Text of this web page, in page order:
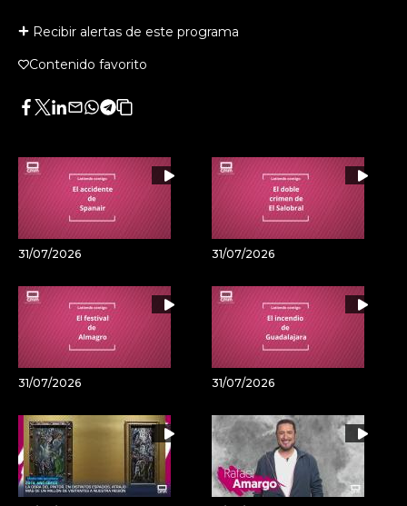
Recibir alertas de este programa
Contenido favorito
Facebook
Twitter
LinkedIn
Enviar
Whatsapp
Telegram
Copiar
artículo
31/07/2026 31/07/2026
31/07/2026 31/07/2026